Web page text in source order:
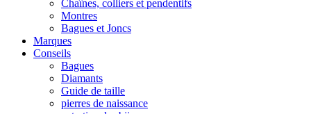
Chaînes, colliers et pendentifs
Montres
Bagues et Joncs
Marques
Conseils
Bagues
Diamants
Guide de taille
pierres de naissance